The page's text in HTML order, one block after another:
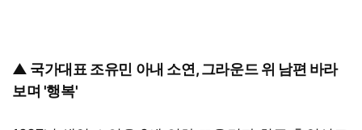
▲ 국가대표 조유민 아내 소연, 그라운드 위 남편 바라
보며 '행복'